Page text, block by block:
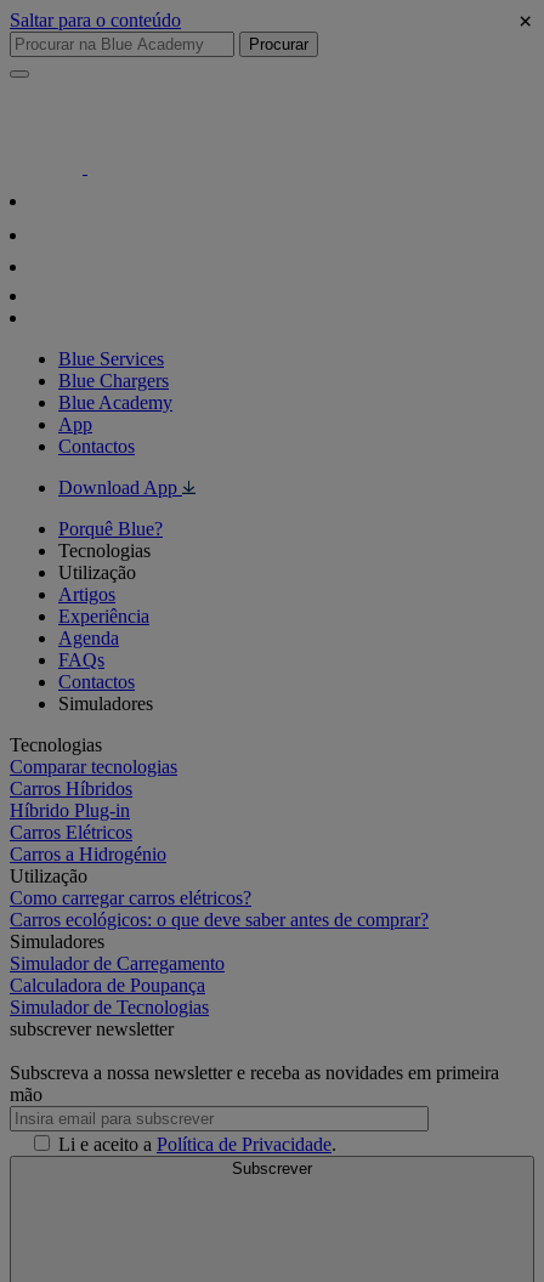
Saltar para o conteúdo
Procurar
Blue Services
Blue Chargers
Blue Academy
App
Contactos
Download App
Porquê Blue?
Tecnologias
Utilização
Artigos
Experiência
Agenda
FAQs
Contactos
Simuladores
Tecnologias
Comparar tecnologias
Carros Híbridos
Híbrido Plug-in
Carros Elétricos
Carros a Hidrogénio
Utilização
Como carregar carros elétricos?
Carros ecológicos: o que deve saber antes de comprar?
Simuladores
Simulador de Carregamento
Calculadora de Poupança
Simulador de Tecnologias
subscrever newsletter
Subscreva a nossa newsletter e receba as novidades em primeira
mão
Li e aceito a Política de Privacidade.
Subscrever
×